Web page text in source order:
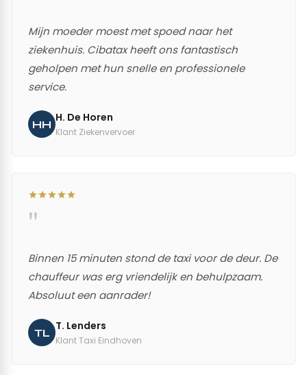
Mijn moeder moest met spoed naar het
ziekenhuis. Cibatax heeft ons fantastisch
geholpen met hun snelle en professionele
service.
HH
H. De Horen
Klant Ziekenvervoer
"
Binnen 15 minuten stond de taxi voor de deur. De
chauffeur was erg vriendelijk en behulpzaam.
Absoluut een aanrader!
TL
T. Lenders
Klant Taxi Eindhoven